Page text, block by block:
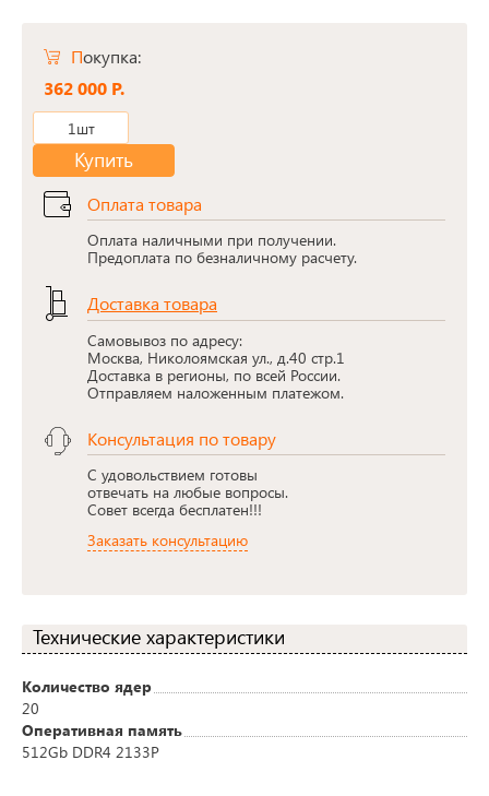
Покупка:
362 000 Р.
1шт
Купить
Оплата товара
Оплата наличными при получении.
Предоплата по безналичному расчету.
Доставка товара
Самовывоз по адресу:
Москва, Николоямская ул., д.40 стр.1
Доставка в регионы, по всей России.
Отправляем наложенным платежом.
Консультация по товару
С удовольствием готовы
отвечать на любые вопросы.
Совет всегда бесплатен!!!
Заказать консультацию
Технические характеристики
Количество ядер
20
Оперативная память
512Gb DDR4 2133P